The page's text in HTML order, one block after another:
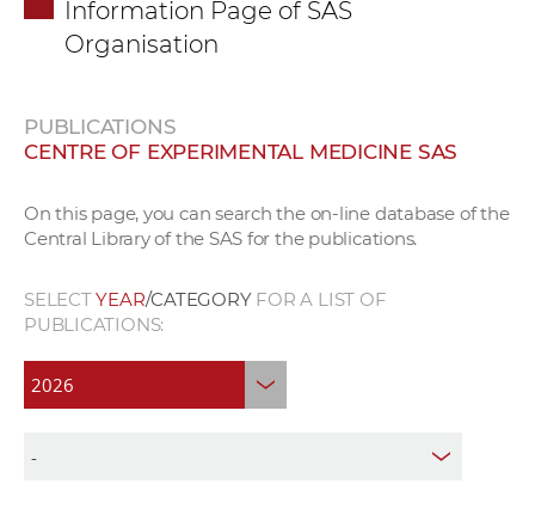
w
r
Information Page of SAS
Organisation
PUBLICATIONS
CENTRE OF EXPERIMENTAL MEDICINE SAS
On this page, you can search the on-line database of the
Central Library of the SAS for the publications.
SELECTYEAR/CATEGORYFOR A LIST OF
PUBLICATIONS: